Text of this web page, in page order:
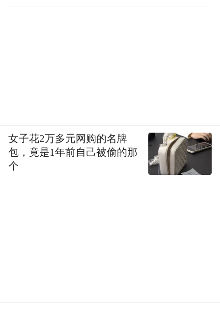
女子花2万多元网购的名牌
包，竟是1年前自己被偷的那
个